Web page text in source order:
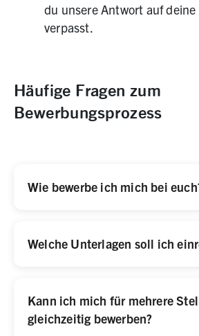
du unsere Antwort auf
verpasst.
Häufige Fragen zum
Bewerbungsprozess
Wie bewerbe ich mich bei
Welche Unterlagen soll ich
Kann ich mich für mehrere
gleichzeitig bewerben?